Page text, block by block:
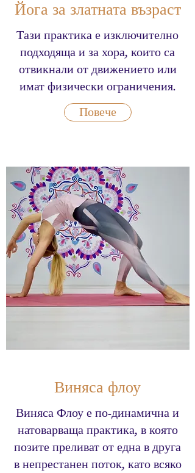
Йога за златната възраст
Тази практика е изключително
подходяща и за хора, които са
отвикнали от движението или
имат физически ограничения.
Повече
Виняса флоу
Виняса Флоу е по-динамична и
натоварваща практика, в която
позите преливат от една в друга
в непрестанен поток, като всяко